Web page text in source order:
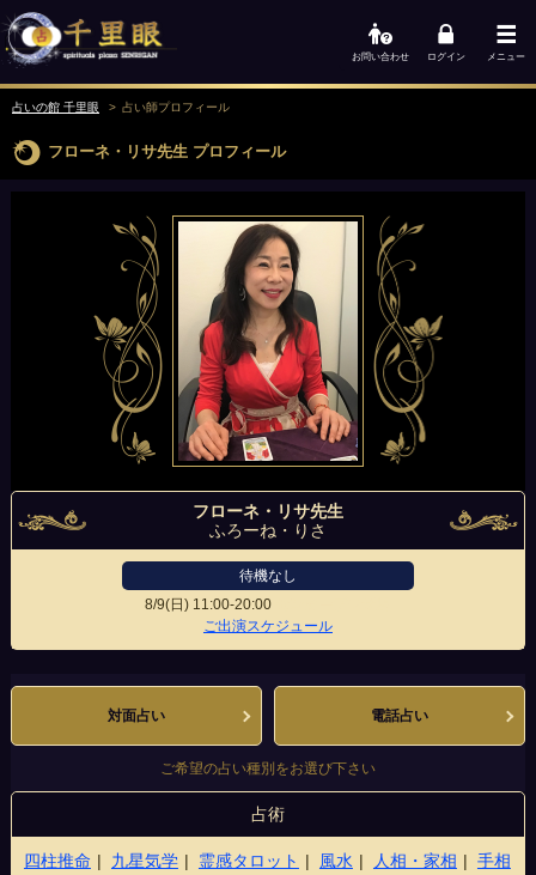
お問い合わせ ログイン メニュー
占いの館 千里眼 占い師プロフィール
フローネ・リサ先生 プロフィール
フローネ・リサ先生
ふろーね・りさ
待機なし
8/9(日) 11:00-20:00
ご出演スケジュール
対面占い 電話占い
ご希望の占い種別をお選び下さい
占術
四柱推命 九星気学 霊感タロット 風水 人相・家相
手相